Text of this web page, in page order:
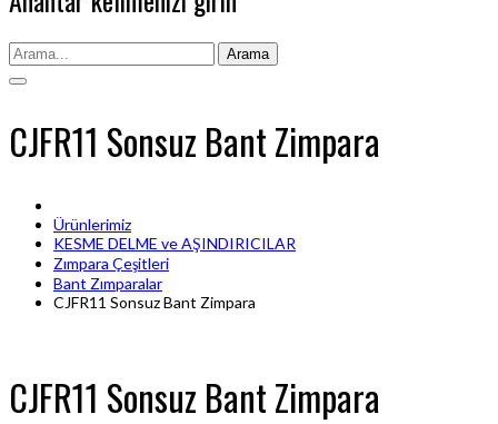
Arama
CJFR11 Sonsuz Bant Zimpara
Ürünlerimiz
KESME DELME ve AŞINDIRICILAR
Zımpara Çeşitleri
Bant Zımparalar
CJFR11 Sonsuz Bant Zimpara
CJFR11 Sonsuz Bant Zimpara